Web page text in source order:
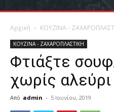
Αρχική ΚΟΥΖΙΝΑ -
ΚΟΥΖΙΝΑ - ΖΑΧΑΡΟΠΛΑΣΤΙΚΗ
Φτιάξτε
χωρίς αλεύρι
Από admin - 5 Ιουνίου, 2019